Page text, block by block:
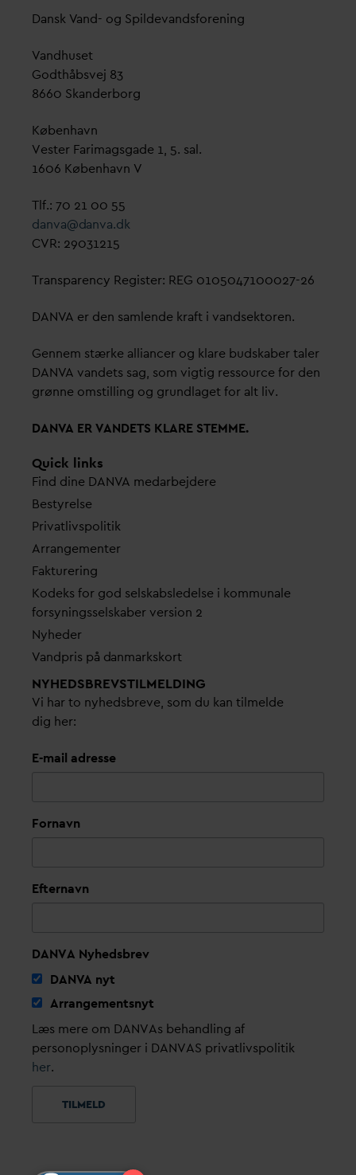
Dansk Vand- og Spildevandsforening
Vandhuset
Godthåbsvej 83
8660 Skanderborg
København
Vester Farimagsgade 1, 5. sal.
1606 København V
Tlf.: 70 21 00 55
danva@danva.dk
CVR: 29031215
Transparency Register: REG 0105047100027-26
DANVA er den samlende kraft i vandsektoren.
Gennem stærke alliancer og klare budskaber taler
DANVA vandets sag, som vigtig ressource for den
grønne omstilling og grundlaget for alt liv.
DANVA ERVANDETS KLARE STEMME.
Quick links
Find dine DANVA medarbejdere
Bestyrelse
Privatlivspolitik
Arrangementer
Fakturering
Kodeks for god selskabsledelse i kommunale
forsyningsselskaber version 2
Nyheder
Vandpris på danmarkskort
NYHEDSBREVS­TILMELDING
Vi har to nyhedsbreve, som du kan tilmelde
dig her:
E-mail adresse
Fornavn
Efternavn
DANVA Nyhedsbrev
DANVA nyt
Arrangementsnyt
Læs mere om DANVAs behandling af
personoplysninger i DANVAS privatlivspolitik
her.